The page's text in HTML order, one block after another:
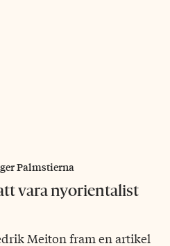
Palmstierna
vara nyorientalist
Meiton fram en artikel